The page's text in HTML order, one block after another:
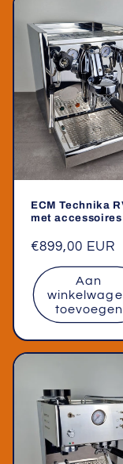
ECM Technika
met accessoires
Normale
prijs
€899,00 EUR
Aan
toevoegen